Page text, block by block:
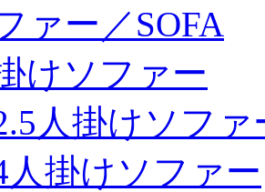
ァー／SOFA
けソファー
人掛けソファ
人掛けソファー